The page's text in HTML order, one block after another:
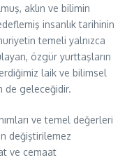
aklın ve bilimin
insanlık tarihinin
temeli yalnızca
özgür yurttaşların
laik ve bilimsel
de geleceğidir.
ve temel değerleri
değiştirilemez
ve cemaat